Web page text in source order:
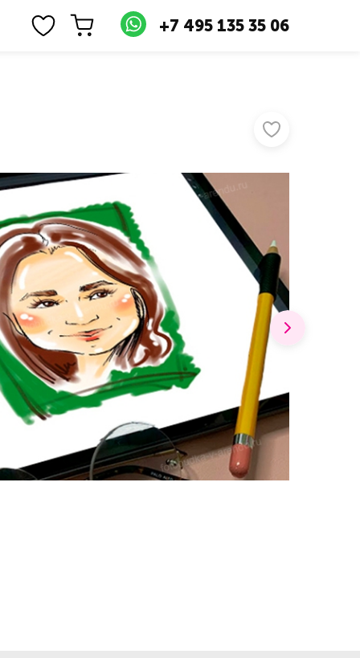
+7 495 135 35 06